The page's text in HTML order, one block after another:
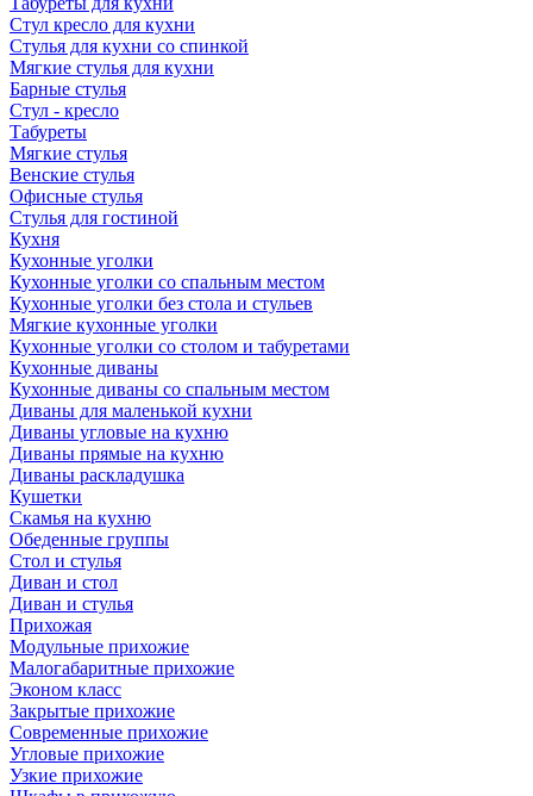
Стул кресло для кухни
Стулья для кухни со спинкой
Мягкие стулья для кухни
Барные стулья
Стул - кресло
Табуреты
Мягкие стулья
Венские стулья
Офисные стулья
Стулья для гостиной
Кухня
Кухонные уголки
Кухонные уголки со спальным местом
Кухонные уголки без стола и стульев
Мягкие кухонные уголки
Кухонные уголки со столом и табуретами
Кухонные диваны
Кухонные диваны со спальным местом
Диваны для маленькой кухни
Диваны угловые на кухню
Диваны прямые на кухню
Диваны раскладушка
Кушетки
Скамья на кухню
Обеденные группы
Стол и стулья
Диван и стол
Диван и стулья
Прихожая
Модульные прихожие
Малогабаритные прихожие
Эконом класс
Закрытые прихожие
Современные прихожие
Угловые прихожие
Узкие прихожие